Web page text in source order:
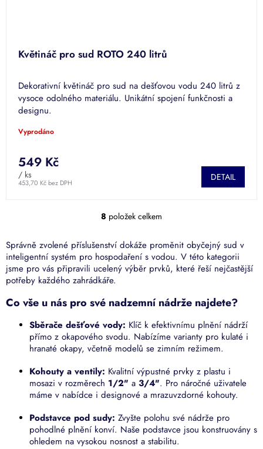
Květináč pro sud ROTO 240 litrů
Dekorativní květináč pro sud na dešťovou vodu 240 litrů z
vysoce odolného materiálu. Unikátní spojení funkčnosti a
designu.
Vyprodáno
453,70 Kč bez DPH
549 Kč
/ ks DETAIL
O
l
á
d
a
í
p
r
v
k
y
v
ý
p
i
s
u
8 položek celkem
Správně zvolené příslušenství dokáže proměnit obyčejný sud v
inteligentní systém pro hospodaření s vodou. V této kategorii
jsme pro vás připravili ucelený výběr prvků, které řeší nejčastější
potřeby každého zahrádkáře.
Co vše u nás pro své nadzemní nádrže najdete?
Sběrače dešťové vody: Klíč k efektivnímu plnění nádrží
přímo z okapového svodu. Nabízíme varianty pro kulaté i
hranaté okapy, včetně modelů se zimním režimem.
Kohouty a ventily: Kvalitní výpustné prvky z plastu i
mosazi v rozměrech 1/2" a 3/4". Pro náročné uživatele
máme v nabídce i designové a mrazuvzdorné kohouty.
Podstavce pod sudy: Zvyšte polohu své nádrže pro
pohodlné plnění konví. Naše podstavce jsou konstruovány s
ohledem na vysokou nosnost a stabilitu.